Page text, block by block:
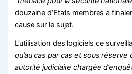
douzaine d’Etats membres a
cause sur le sujet.
L’utilisation des logiciels de
qu’au cas par cas et sous réserve
autorité judiciaire chargée